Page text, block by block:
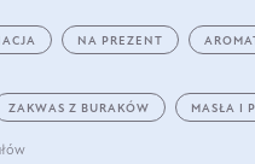
NA PREZENT
ZAKWAS Z BURAKÓW MASŁA I